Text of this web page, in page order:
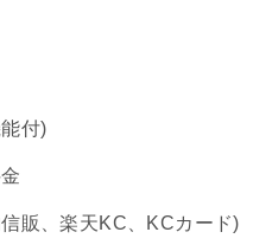
付)
販、楽天KC、KCカード)